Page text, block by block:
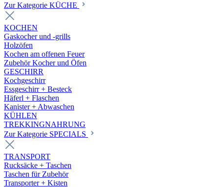
Zur Kategorie KÜCHE
KOCHEN
Gaskocher und -grills
Holzöfen
Kochen am offenen Feuer
Zubehör Kocher und Öfen
GESCHIRR
Kochgeschirr
Essgeschirr + Besteck
Häferl + Flaschen
Kanister + Abwaschen
KÜHLEN
TREKKINGNAHRUNG
Zur Kategorie SPECIALS
TRANSPORT
Rucksäcke + Taschen
Taschen für Zubehör
Transporter + Kisten